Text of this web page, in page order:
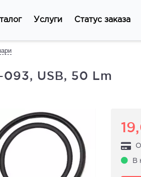
Услуги Статус заказа
USB, 50 Lm
В